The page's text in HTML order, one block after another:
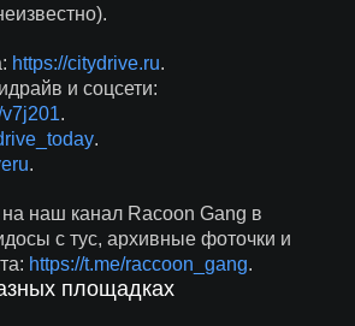
https://citydrive.ru.
и соцсети:
.
.
.
наш канал Racoon Gang в
с тус, архивные фоточки и
https://t.me/raccoon_gang.
площадках